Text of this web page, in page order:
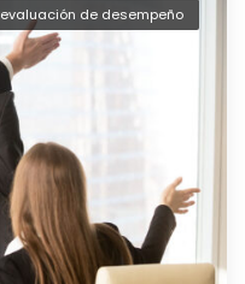
evaluación de desempeño